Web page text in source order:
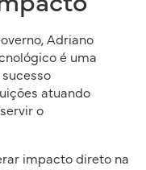
Adriano
é uma
atuando
o
impacto direto na